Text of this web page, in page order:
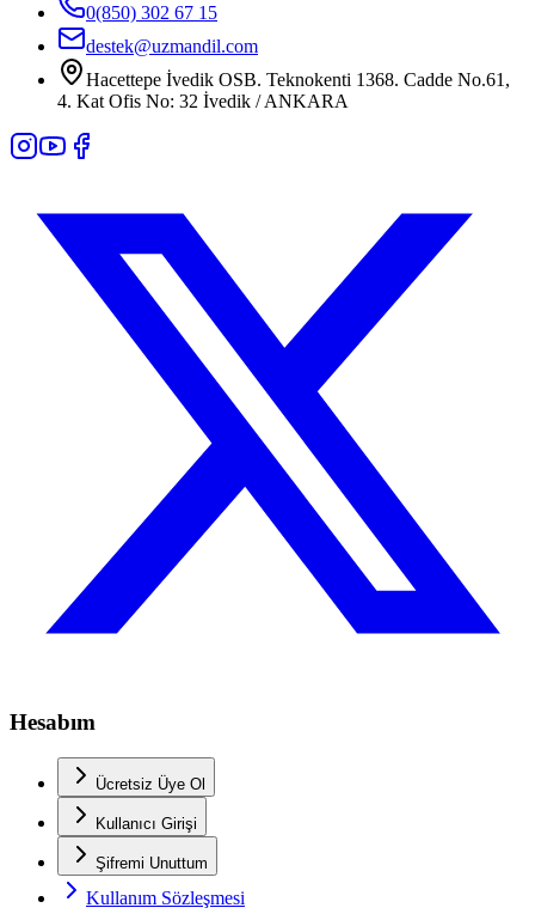
0(850) 302 67 15
destek@uzmandil.com
Hacettepe İvedik OSB. Teknokenti 1368. Cadde No.61,
4. Kat Ofis No: 32 İvedik / ANKARA
Hesabım
Ücretsiz Üye Ol
Kullanıcı Girişi
Şifremi Unuttum
Kullanım Sözleşmesi